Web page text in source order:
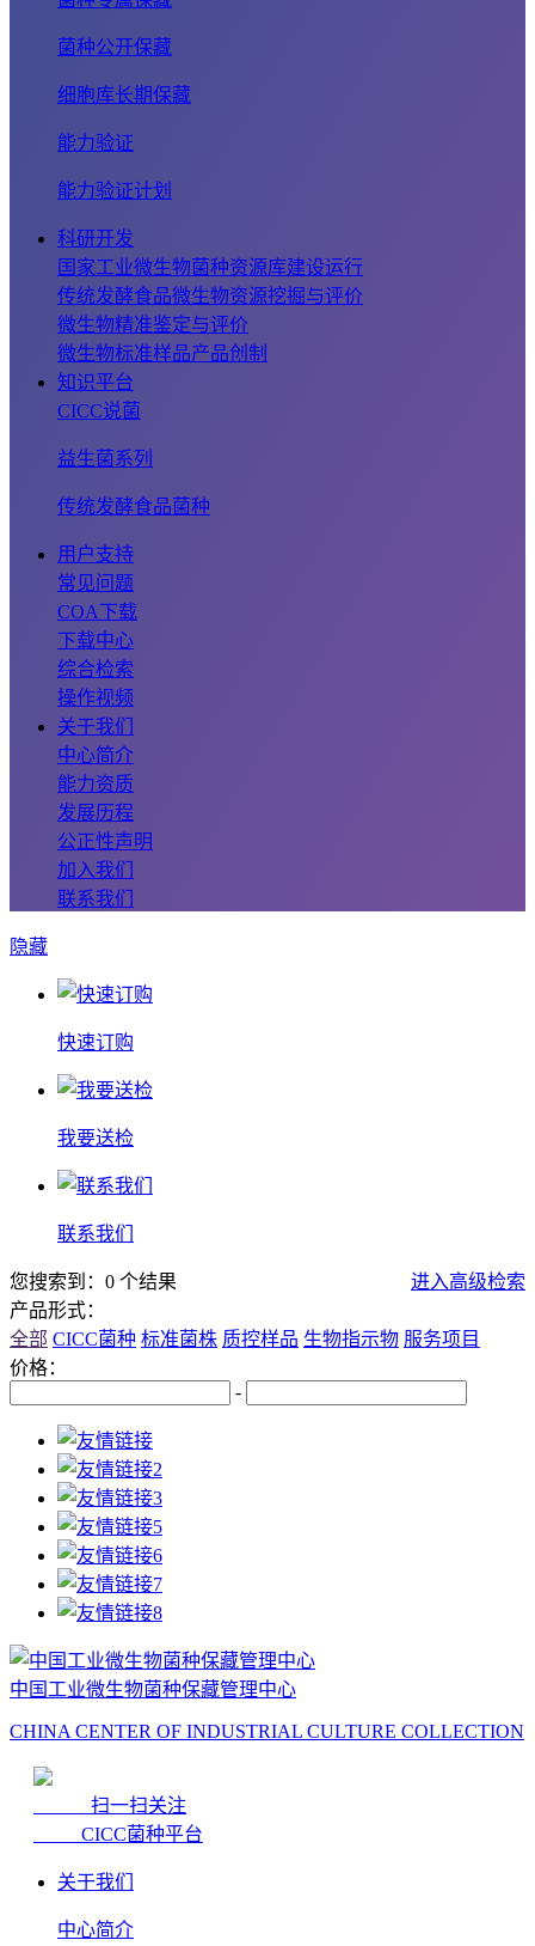
菌种公开保藏
细胞库长期保藏
能力验证
能力验证计划
科研开发
国家工业微生物菌种资源库建设运行
传统发酵食品微生物资源挖掘与评价
微生物精准鉴定与评价
微生物标准样品产品创制
知识平台
CICC说菌
益生菌系列
传统发酵食品菌种
用户支持
常见问题
COA下载
下载中心
综合检索
操作视频
关于我们
中心简介
能力资质
发展历程
公正性声明
加入我们
联系我们
隐藏
快速订购
我要送检
联系我们
您搜索到：0 个结果
进入高级检索
产品形式：
全部 CICC菌种 标准菌株 质控样品 生物指示物 服务项目
价格：
-
中国工业微生物菌种保藏管理中心
CHINA CENTER OF INDUSTRIAL CULTURE COLLECTION
扫一扫关注
CICC菌种平台
关于我们
中心简介